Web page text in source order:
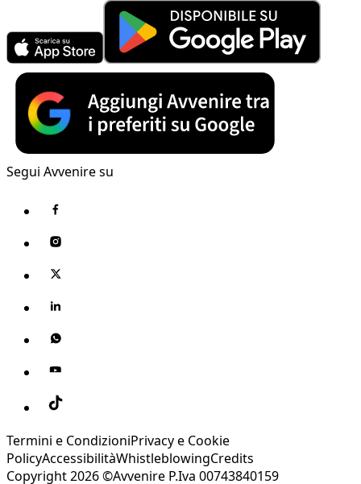
Segui Avvenire su
Termini e CondizioniPrivacy e Cookie
PolicyAccessibilitàWhistleblowingCredits
Copyright 2026 ©Avvenire P.Iva 00743840159